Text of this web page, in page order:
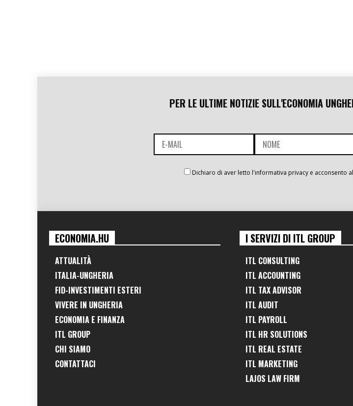
PER LE ULTIME NOTIZIE SULL'ECONOMIA
Dichiaro di aver letto l'informativa privacy e acconsento
ECONOMIA.HU
ATTUALITÀ
ITALIA-UNGHERIA
FID-INVESTIMENTI ESTERI
VIVERE IN UNGHERIA
ECONOMIA E FINANZA
ITL GROUP
CHI SIAMO
CONTATTACI
I SERVIZI DI ITL GROUP
ITL CONSULTING
ITL ACCOUNTING
ITL TAX ADVISOR
ITL AUDIT
ITL PAYROLL
ITL HR SOLUTIONS
ITL REAL ESTATE
ITL MARKETING
LAJOS LAW FIRM